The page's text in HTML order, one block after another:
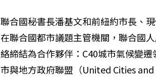
聯合國秘書長潘基文和前紐約市長、
在聯合國都市議題主管機關，聯合國
絡締結為合作夥伴：C40城市氣候變
市與地方政府聯盟（United Cities